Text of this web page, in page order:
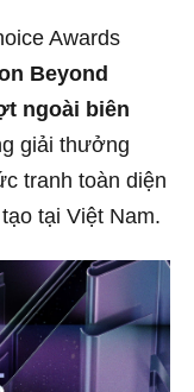
Awards
Beyond
ngoài biên
giải thưởng
tranh toàn diện
tại Việt Nam.